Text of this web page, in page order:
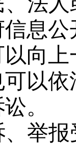
息
以向
以
。
、举